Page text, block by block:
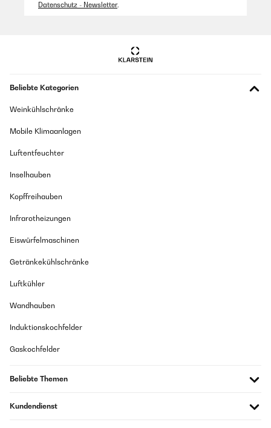
Datenschutz - Newsletter.
Beliebte Kategorien
Weinkühlschränke
Mobile Klimaanlagen
Luftentfeuchter
Inselhauben
Kopffreihauben
Infrarotheizungen
Eiswürfelmaschinen
Getränkekühlschränke
Luftkühler
Wandhauben
Induktionskochfelder
Gaskochfelder
Beliebte Themen
Kundendienst